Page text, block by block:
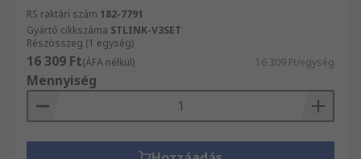
RS raktári szám 182-7791
Gyártó cikkszáma STLINK-V3SET
Részösszeg (1 egység)
16 309 Ft(ÁFA nélkül) 16 309 Ft/egység
Mennyiség